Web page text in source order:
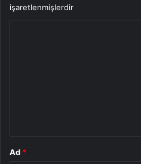
işaretlenmişlerdir
Ad *